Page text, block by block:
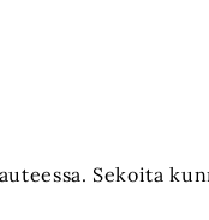
Sekoita